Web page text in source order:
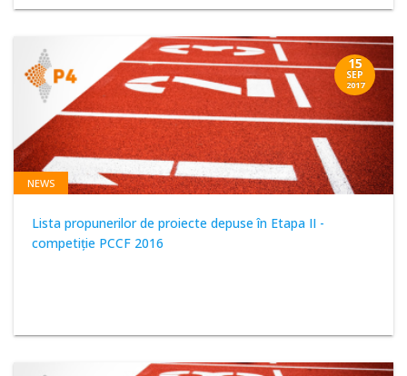
15
SEP
2017
NEWS
Lista propunerilor de proiecte depuse în Etapa II -
competiție PCCF 2016